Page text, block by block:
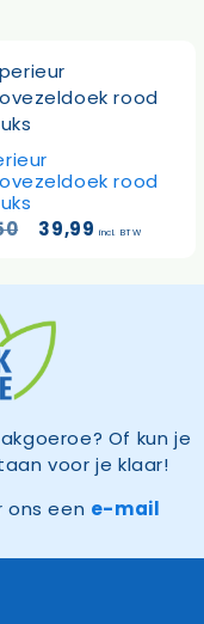
rood
Oorspronkelijke
39,99 Huidige
incl. BTW
Of kun je
voor je klaar!
ons een e-mail